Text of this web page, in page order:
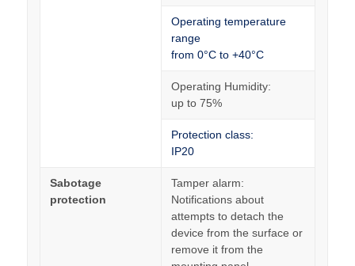
Operating temperature
range
from 0°C to +40°C
Operating Humidity:
up to 75%
Protection class:
IP20
Sabotage
protection
Tamper alarm:
Notifications about
attempts to detach the
device from the surface or
remove it from the